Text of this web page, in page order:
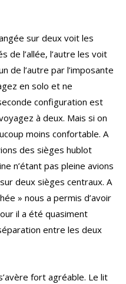
sur deux voit les
de l’allée, l’autre les voit
de l’autre par l’imposante
en solo et ne
configuration est
à deux. Mais si on
moins confortable. A
des sièges hublot
n’étant pas pleine avions
deux sièges centraux. A
» nous a permis d’avoir
il a été quasiment
entre les deux
fort agréable. Le lit